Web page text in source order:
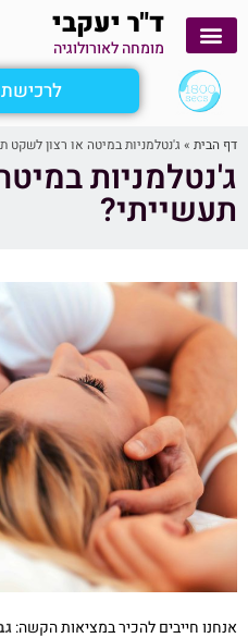
ד"ר יעקבי
מומחה לאורולוגיה
לרכישת
ג'נטלמניות
תעשייתי?
דף הבית » ג'נטלמניות במיטה או רצון לשקט
אנחנו חייבים להכיר במציאות הקשה: